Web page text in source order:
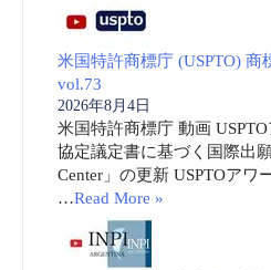
米国特許商標庁 (USPTO) 商
vol.73
2026年8月4日
米国特許商標庁 動画
協定議定書に基づく国際出
Center」の更新 USPTOアワ
…Read More »